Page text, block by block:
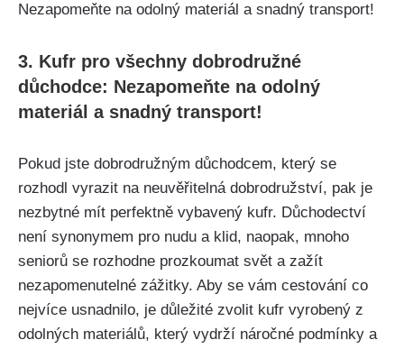
3. Kufr pro všechny dobrodružné
důchodce: Nezapomeňte na odolný
materiál a⁣ snadný transport!
Pokud jste dobrodružným ⁣důchodcem, který se
rozhodl vyrazit na neuvěřitelná dobrodružství, ⁣pak je
nezbytné mít perfektně vybavený kufr. Důchodectví
není synonymem pro nudu a klid, naopak, mnoho
seniorů se rozhodne prozkoumat svět a zažít
nezapomenutelné zážitky. Aby se vám cestování co
nejvíce usnadnilo, je důležité zvolit kufr ⁣vyrobený z
odolných materiálů, ⁤který vydrží⁢ náročné podmínky a‍